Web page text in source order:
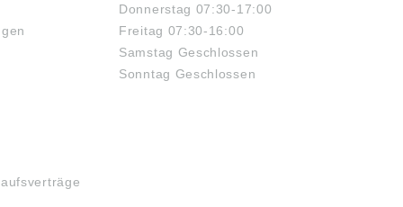
Donnerstag 07:30-17:00
Freitag 07:30-16:00
Samstag Geschlossen
Sonntag Geschlossen